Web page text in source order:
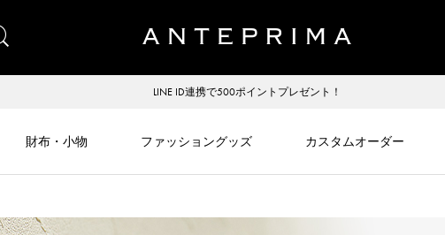
LINE ID連携で500ポイントプレゼント！
財布・小物 ファッショングッズ カスタムオーダー